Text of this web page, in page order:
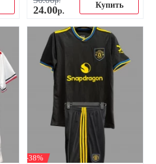
24.00р.
Купить
-38%